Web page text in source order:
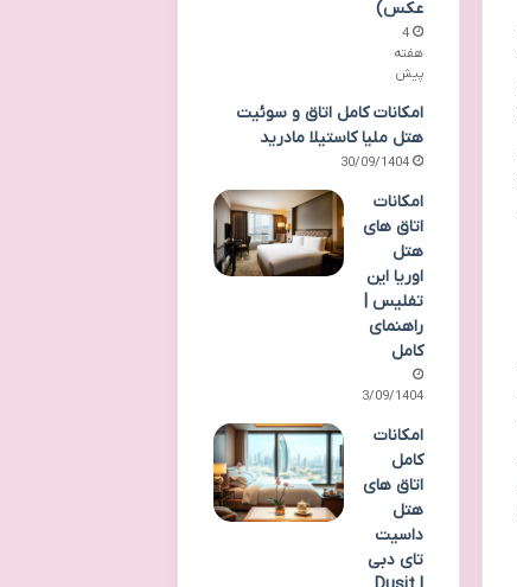
عکس)
4
هفته
پیش
امکانات کامل اتاق و سوئیت
هتل ملیا کاستیلا مادرید
30/09/1404
امکانات
اتاق های
هتل
اوریا این
تفلیس |
راهنمای
کامل
23/09/1404
امکانات
کامل
اتاق های
هتل
داسیت
تای دبی